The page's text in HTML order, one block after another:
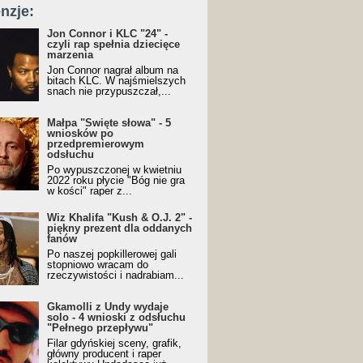
Jon Connor i KLC "24" -
czyli rap spełnia dziecięce
marzenia
Jon Connor nagrał album na
bitach KLC. W najśmielszych
snach nie przypuszczał,...
Małpa "Święte słowa" - 5
wniosków po
przedpremierowym
odsłuchu
Po wypuszczonej w kwietniu
2022 roku płycie "Bóg nie gra
w kości" raper z...
Wiz Khalifa "Kush & O.J. 2" -
piękny prezent dla oddanych
fanów
Po naszej popkillerowej gali
stopniowo wracam do
rzeczywistości i nadrabiam...
Gkamolli z Undy wydaje
solo - 4 wnioski z odsłuchu
"Pełnego przepływu"
Filar gdyńskiej sceny, grafik,
główny producent i raper